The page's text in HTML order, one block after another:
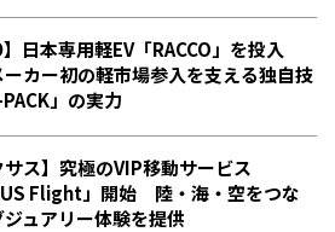
】日本専用軽EV「RACCO」を投入
カー初の軽市場参入を支える独自技
」の実力
サス】究極のVIP移動サービス
Flight」開始 陸・海・空をつな
ジュアリー体験を提供